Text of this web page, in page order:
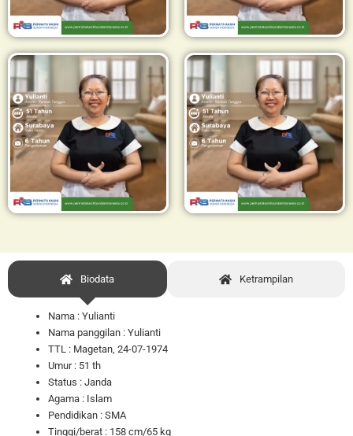
Biodata Ketrampilan
Nama : Yulianti
Nama panggilan : Yulianti
TTL : Magetan, 24-07-1974
Umur : 51 th
Status : Janda
Agama : Islam
Pendidikan : SMA
Tinggi/berat : 158 cm/65 kg